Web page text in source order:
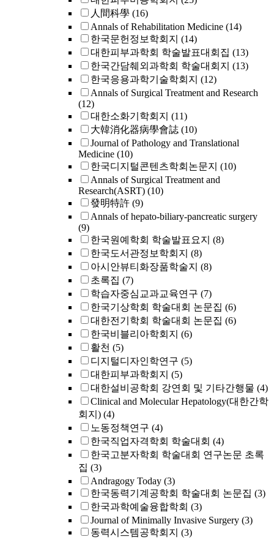
人間科學 (16)
Annals of Rehabilitation Medicine (14)
한국문헌정보학회지 (14)
대한피부과학회 학술발표대회집 (13)
한국간담췌외과학회 학술대회지 (13)
한국응용과학기술학회지 (12)
Annals of Surgical Treatment and Research
(12)
대한소화기학회지 (11)
大韓消化器病學會誌 (10)
Journal of Pathology and Translational
Medicine (10)
한국디지털콘텐츠학회논문지 (10)
Annals of Surgical Treatment and
Research(ASRT) (10)
發明特許 (9)
Annals of hepato-biliary-pancreatic surgery
(9)
한국원예학회 학술발표요지 (8)
한국도서관정보학회지 (8)
아시안뷰티화장품학술지 (8)
초록집 (7)
학습자중심교과교육연구 (7)
한국기상학회 학술대회 논문집 (6)
대한전기학회 학술대회 논문집 (6)
한국비블리아학회지 (6)
활천 (5)
디지털디자인학연구 (5)
대한피부과학회지 (5)
대한설비공학회 강연회 및 기타간행물 (4)
Clinical and Molecular Hepatology(대한간학
회지) (4)
노동정책연구 (4)
한국직업자격학회 학술대회 (4)
한국고분자학회 학술대회 연구논문 초록
집 (3)
Andragogy Today (3)
한국동력기계공학회 학술대회 논문집 (3)
한국과학예술융합학회 (3)
Journal of Minimally Invasive Surgery (3)
동력시스템공학회지 (3)